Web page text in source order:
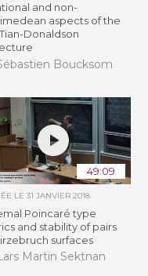
and non-
aspects of the
Donaldson
Boucksom
49:09
LE 31 JANVIER 2018
Poincaré type
and stability of pairs
surfaces
Martin Sektnan